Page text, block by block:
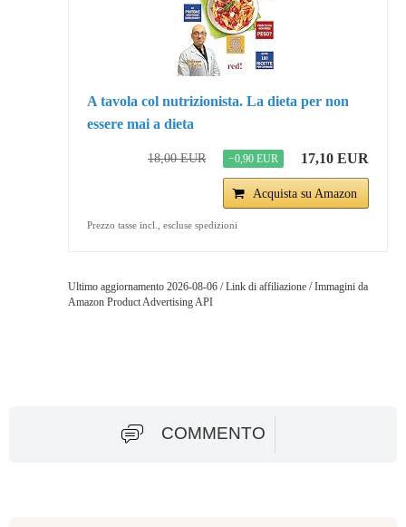
A tavola col nutrizionista. La dieta per non
essere mai a dieta
18,00 EUR −0,90 EUR 17,10 EUR
Acquista su Amazon
Prezzo tasse incl., escluse spedizioni
Ultimo aggiornamento 2026-08-06 / Link di affiliazione / Immagini da
Amazon Product Advertising API
COMMENTO